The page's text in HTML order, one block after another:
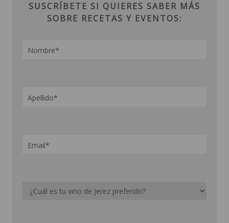
SUSCRÍBETE SI QUIERES SABER MÁS
SOBRE RECETAS Y EVENTOS: